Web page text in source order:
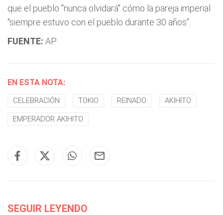
que el pueblo "nunca olvidará" cómo la pareja imperial
"siempre estuvo con el pueblo durante 30 años”.
FUENTE: AP
EN ESTA NOTA:
CELEBRACIÓN TOKIO REINADO AKIHITO
EMPERADOR AKIHITO
SEGUIR LEYENDO